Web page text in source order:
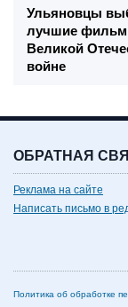
Ульяновцы
лучшие
Великой
войне
ОБРАТНАЯ
Реклама на сайте
Написать письмо в
Политика об обработке